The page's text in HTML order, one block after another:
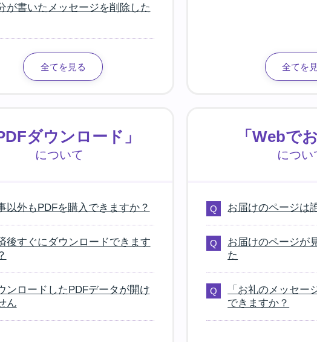
が書いたメッセージを削除した
全てを見る 全てを
ダウンロード」
について
以外もPDFを購入できますか？
後すぐにダウンロードできます
ンロードしたPDFデータが開け
ん
「Webで
につい
お届けのページは
お届けのページが
た
「お礼のメッセー
できますか？